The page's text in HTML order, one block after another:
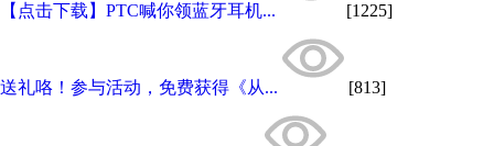
【点击下载】PTC喊你领蓝牙耳机... [1225]
送礼咯！参与活动，免费获得《从... [813]